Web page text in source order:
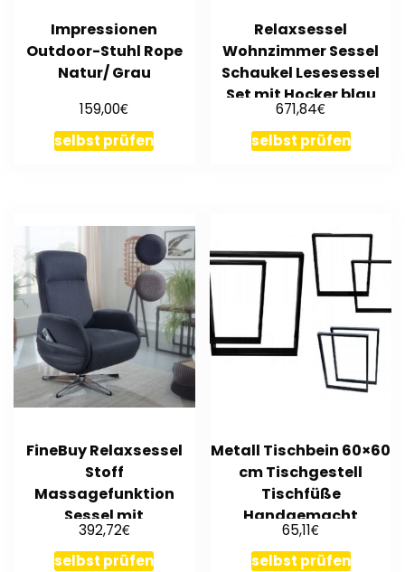
Impressionen
Outdoor-Stuhl Rope
Natur/ Grau
159,00€
selbst prüfen
Relaxsessel
Wohnzimmer Sessel
Schaukel Lesesessel
Set mit Hocker blau
und Chrom York
671,84€
selbst prüfen
FineBuy Relaxsessel
Stoff
Massagefunktion
Sessel mit
Liegefunktion
Massagestuhl
392,72€
selbst prüfen
Metall Tischbein 60×60
cm Tischgestell
Tischfüße
Handgemacht
Industriedesign 7261
65,11€
selbst prüfen